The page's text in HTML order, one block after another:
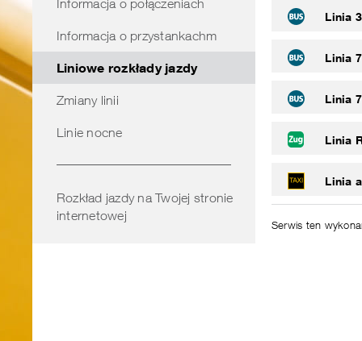
obszarzeInformacja o połączeniach
Informacja o przystankachm
Liniowe rozkłady jazdy
Zmiany linii
Linie nocne
Rozkład jazdy na Twojej stronie
internetowej
Linia
Linia
Linia
Linia
Linia
Serwis ten